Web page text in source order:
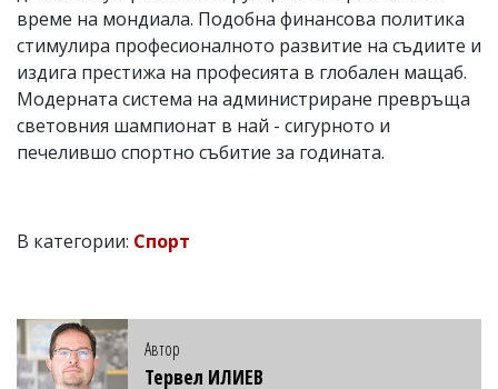
време на мондиала. Подобна финансова политика
стимулира професионалното развитие на съдиите и
издига престижа на професията в глобален мащаб.
Модерната система на администриране превръща
световния шампионат в най - сигурното и
печелившо спортно събитие за годината.
В категории: Спорт
Автор
Тервел ИЛИЕВ